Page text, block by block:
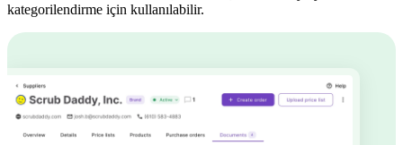
kategorilendirme için kullanılabilir.